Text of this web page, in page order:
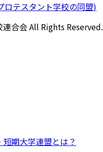
ロテスタント学校の同盟)
合会 All Rights Reserved.
期大学連盟とは？